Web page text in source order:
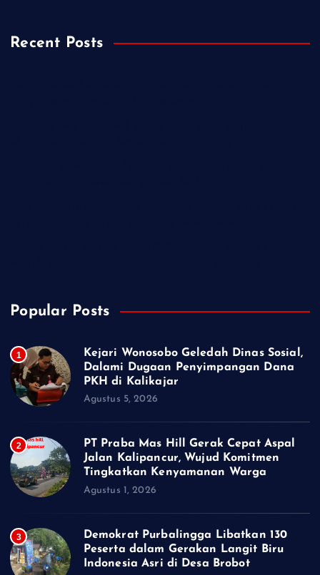
Recent Posts
Popular Posts
1
Kejari Wonosobo Geledah Dinas Sosial,
Dalami Dugaan Penyimpangan Dana
PKH di Kalikajar
Agustus 5, 2026
2
PT Praba Mas Hill Gerak Cepat Aspal
Jalan Kalipancur, Wujud Komitmen
Tingkatkan Kenyamanan Warga
Agustus 1, 2026
3
Demokrat Purbalingga Libatkan 130
Peserta dalam Gerakan Langit Biru
Indonesia Asri di Desa Brobot